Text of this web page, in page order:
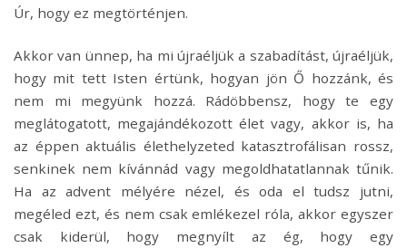
Úr, hogy ez megtörténjen.
Akkor van ünnep, ha mi újraéljük a szabadítást, újraéljük,
hogy mit tett Isten értünk, hogyan jön Ő hozzánk, és
nem mi megyünk hozzá. Rádöbbensz, hogy te egy
meglátogatott, megajándékozott élet vagy, akkor is, ha
az éppen aktuális élethelyzeted katasztrofálisan rossz,
senkinek nem kívánnád vagy megoldhatatlannak tűnik.
Ha az advent mélyére nézel, és oda el tudsz jutni,
megéled ezt, és nem csak emlékezel róla, akkor egyszer
csak kiderül, hogy megnyílt az ég, hogy egy